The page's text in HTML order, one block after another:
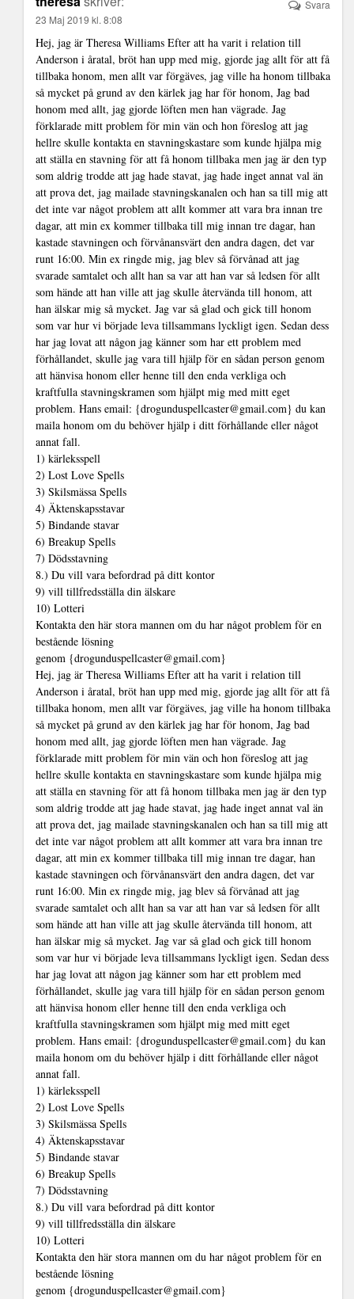
23 Maj 2019 kl. 8:08
Hej, jag är Theresa Williams Efter att ha varit i relation till
Anderson i åratal, bröt han upp med mig, gjorde jag allt för att få
tillbaka honom, men allt var förgäves, jag ville ha honom tillbaka
så mycket på grund av den kärlek jag har för honom, Jag bad
honom med allt, jag gjorde löften men han vägrade. Jag
förklarade mitt problem för min vän och hon föreslog att jag
hellre skulle kontakta en stavningskastare som kunde hjälpa mig
att ställa en stavning för att få honom tillbaka men jag är den typ
som aldrig trodde att jag hade stavat, jag hade inget annat val än
att prova det, jag mailade stavningskanalen och han sa till mig att
det inte var något problem att allt kommer att vara bra innan tre
dagar, att min ex kommer tillbaka till mig innan tre dagar, han
kastade stavningen och förvånansvärt den andra dagen, det var
runt 16:00. Min ex ringde mig, jag blev så förvånad att jag
svarade samtalet och allt han sa var att han var så ledsen för allt
som hände att han ville att jag skulle återvända till honom, att
han älskar mig så mycket. Jag var så glad och gick till honom
som var hur vi började leva tillsammans lyckligt igen. Sedan dess
har jag lovat att någon jag känner som har ett problem med
förhållandet, skulle jag vara till hjälp för en sådan person genom
att hänvisa honom eller henne till den enda verkliga och
kraftfulla stavningskramen som hjälpt mig med mitt eget
problem. Hans email: {drogunduspellcaster@gmail.com} du kan
maila honom om du behöver hjälp i ditt förhållande eller något
annat fall.
1) kärleksspell
2) Lost Love Spells
3) Skilsmässa Spells
4) Äktenskapsstavar
5) Bindande stavar
6) Breakup Spells
7) Dödsstavning
8.) Du vill vara befordrad på ditt kontor
9) vill tillfredsställa din älskare
10) Lotteri
Kontakta den här stora mannen om du har något problem för en
bestående lösning
genom {drogunduspellcaster@gmail.com}
Hej, jag är Theresa Williams Efter att ha varit i relation till
Anderson i åratal, bröt han upp med mig, gjorde jag allt för att få
tillbaka honom, men allt var förgäves, jag ville ha honom tillbaka
så mycket på grund av den kärlek jag har för honom, Jag bad
honom med allt, jag gjorde löften men han vägrade. Jag
förklarade mitt problem för min vän och hon föreslog att jag
hellre skulle kontakta en stavningskastare som kunde hjälpa mig
att ställa en stavning för att få honom tillbaka men jag är den typ
som aldrig trodde att jag hade stavat, jag hade inget annat val än
att prova det, jag mailade stavningskanalen och han sa till mig att
det inte var något problem att allt kommer att vara bra innan tre
dagar, att min ex kommer tillbaka till mig innan tre dagar, han
kastade stavningen och förvånansvärt den andra dagen, det var
runt 16:00. Min ex ringde mig, jag blev så förvånad att jag
svarade samtalet och allt han sa var att han var så ledsen för allt
som hände att han ville att jag skulle återvända till honom, att
han älskar mig så mycket. Jag var så glad och gick till honom
som var hur vi började leva tillsammans lyckligt igen. Sedan dess
har jag lovat att någon jag känner som har ett problem med
förhållandet, skulle jag vara till hjälp för en sådan person genom
att hänvisa honom eller henne till den enda verkliga och
kraftfulla stavningskramen som hjälpt mig med mitt eget
problem. Hans email: {drogunduspellcaster@gmail.com} du kan
maila honom om du behöver hjälp i ditt förhållande eller något
annat fall.
1) kärleksspell
2) Lost Love Spells
3) Skilsmässa Spells
4) Äktenskapsstavar
5) Bindande stavar
6) Breakup Spells
7) Dödsstavning
8.) Du vill vara befordrad på ditt kontor
9) vill tillfredsställa din älskare
10) Lotteri
Kontakta den här stora mannen om du har något problem för en
bestående lösning
genom {drogunduspellcaster@gmail.com}
Svara